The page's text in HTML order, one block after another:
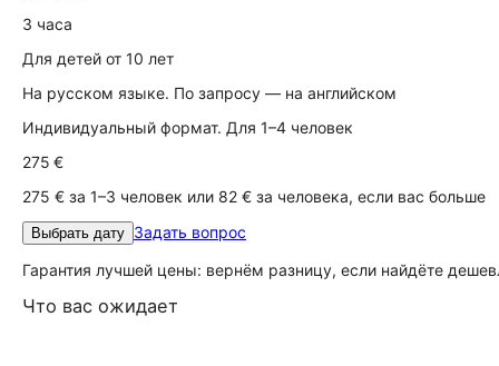
3 часа
Для детей от 10 лет
На русском языке. По запросу — на английском
Индивидуальный формат. Для 1–4 человек
275 €
275 € за 1–3 человек или 82 € за человека, если вас больше
Выбрать дату Задать вопрос
Гарантия лучшей цены: вернём разницу, если найдёте
Что вас ожидает